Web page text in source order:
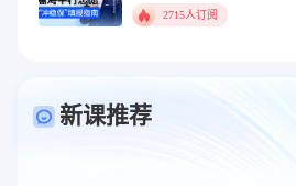
2715人订阅
新课推荐